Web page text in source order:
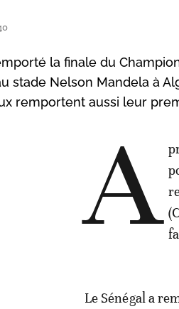
la finale du
stade Nelson Mandela à
remportent aussi leur
A
Le Sénégal a